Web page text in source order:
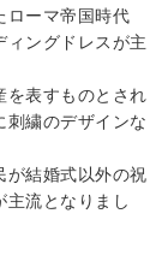
ローマ帝国時代
ィングドレスが主
を表すものとされ
刺繍のデザインな
が結婚式以外の祝
主流となりまし